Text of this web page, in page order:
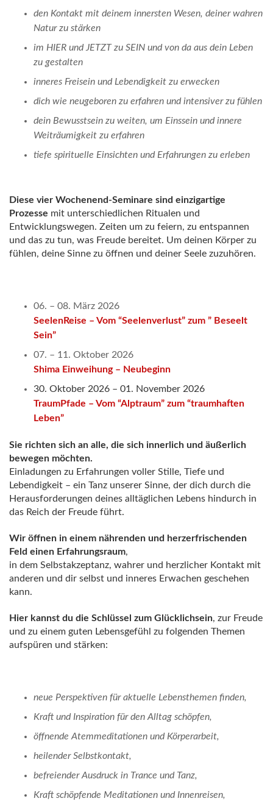
den Kontakt mit deinem innersten Wesen, deiner wahren
Natur zu stärken
im HIER und JETZT zu SEIN und von da aus dein Leben
zu gestalten
inneres Freisein und Lebendigkeit zu erwecken
dich wie neugeboren zu erfahren und intensiver zu fühlen
dein Bewusstsein zu weiten, um Einssein und innere
Weiträumigkeit zu erfahren
tiefe spirituelle Einsichten und Erfahrungen zu erleben
Diese vier Wochenend-Seminare sind einzigartige
Prozesse mit unterschiedlichen Ritualen und
Entwicklungswegen. Zeiten um zu feiern, zu entspannen
und das zu tun, was Freude bereitet. Um deinen Körper zu
fühlen, deine Sinne zu öffnen und deiner Seele zuzuhören.
06. – 08. März 2026
SeelenReise – Vom “Seelenverlust” zum ” Beseelt
Sein”
07. – 11. Oktober 2026
Shima Einweihung – Neubeginn
30. Oktober 2026 – 01. November 2026
TraumPfade – Vom “Alptraum” zum “traumhaften
Leben”
Sie richten sich an alle, die sich innerlich und äußerlich
bewegen möchten.
Einladungen zu Erfahrungen voller Stille, Tiefe und
Lebendigkeit – ein Tanz unserer Sinne, der dich durch die
Herausforderungen deines alltäglichen Lebens hindurch in
das Reich der Freude führt.
Wir öffnen in einem nährenden und herzerfrischenden
Feld einen Erfahrungsraum,
in dem Selbstakzeptanz, wahrer und herzlicher Kontakt mit
anderen und dir selbst und inneres Erwachen geschehen
kann.
Hier kannst du die Schlüssel zum Glücklichsein, zur Freude
und zu einem guten Lebensgefühl zu folgenden Themen
aufspüren und stärken:
neue Perspektiven für aktuelle Lebensthemen finden,
Kraft und Inspiration für den Alltag schöpfen,
öffnende Atemmeditationen und Körperarbeit,
heilender Selbstkontakt,
befreiender Ausdruck in Trance und Tanz,
Kraft schöpfende Meditationen und Innenreisen,